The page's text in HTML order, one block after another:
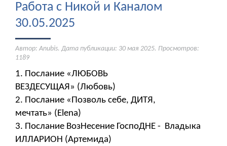
Работа с Никой и Каналом
30.05.2025
Автор: Anubis. Дата публикации: 30 мая 2025. Просмотров:
1189
1. Послание «ЛЮБОВЬ
ВЕЗДЕСУЩАЯ» (Любовь)
2. Послание «Позволь себе, ДИТЯ,
мечтать» (Elena)
3. Послание ВозНесение ГоспоДНЕ - Владыка
ИЛЛАРИОН (Артемида)